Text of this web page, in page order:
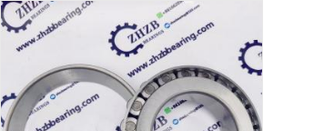
rodamiento KOMATSU bomba hidráulica
partes encajar : ordenador personal 120-6 ,
PC 130 -8 , PC 200-6 , PC 200-8 , PC 200 -7 ,
PC 1250-8